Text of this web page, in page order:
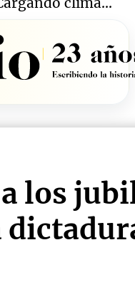
los